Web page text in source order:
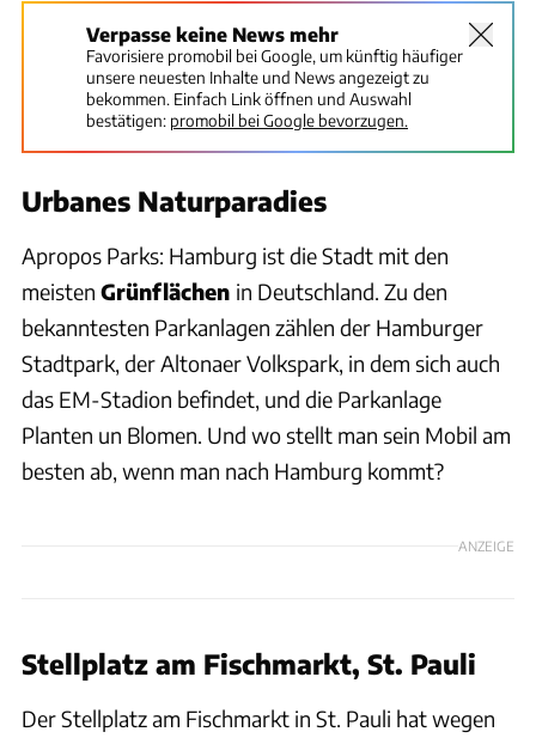
Verpasse keine News mehr
Favorisiere promobil bei Google, um künftig häufiger
unsere neuesten Inhalte und News angezeigt zu
bekommen. Einfach Link öffnen und Auswahl
bestätigen: promobil bei Google bevorzugen.
Urbanes Naturparadies
Apropos Parks: Hamburg ist die Stadt mit den
meisten Grünflächen in Deutschland. Zu den
bekanntesten Parkanlagen zählen der Hamburger
Stadtpark, der Altonaer Volkspark, in dem sich auch
das EM-Stadion befindet, und die Parkanlage
Planten un Blomen. Und wo stellt man sein Mobil am
besten ab, wenn man nach Hamburg kommt?
ANZEIGE
Stellplatz am Fischmarkt, St. Pauli
Der Stellplatz am Fischmarkt in St. Pauli hat wegen